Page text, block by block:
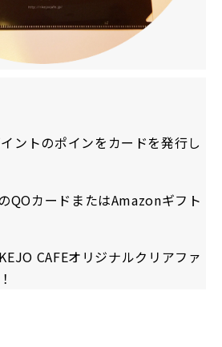
ントのポインをカードを発行し
QOカード またはAmazonギフト
CAFEオリジナルクリアファ